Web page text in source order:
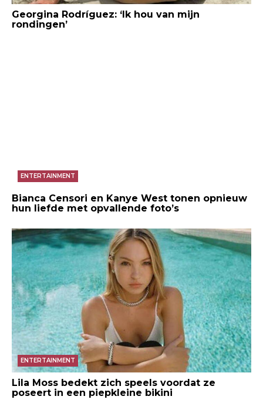
Georgina Rodríguez: ‘Ik hou van mijn
rondingen’
ENTERTAINMENT
Bianca Censori en Kanye West tonen opnieuw
hun liefde met opvallende foto’s
ENTERTAINMENT
Lila Moss bedekt zich speels voordat ze
poseert in een piepkleine bikini